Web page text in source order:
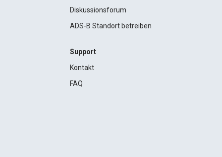
Diskussionsforum
ADS-B Standort betreiben
Support
Kontakt
FAQ